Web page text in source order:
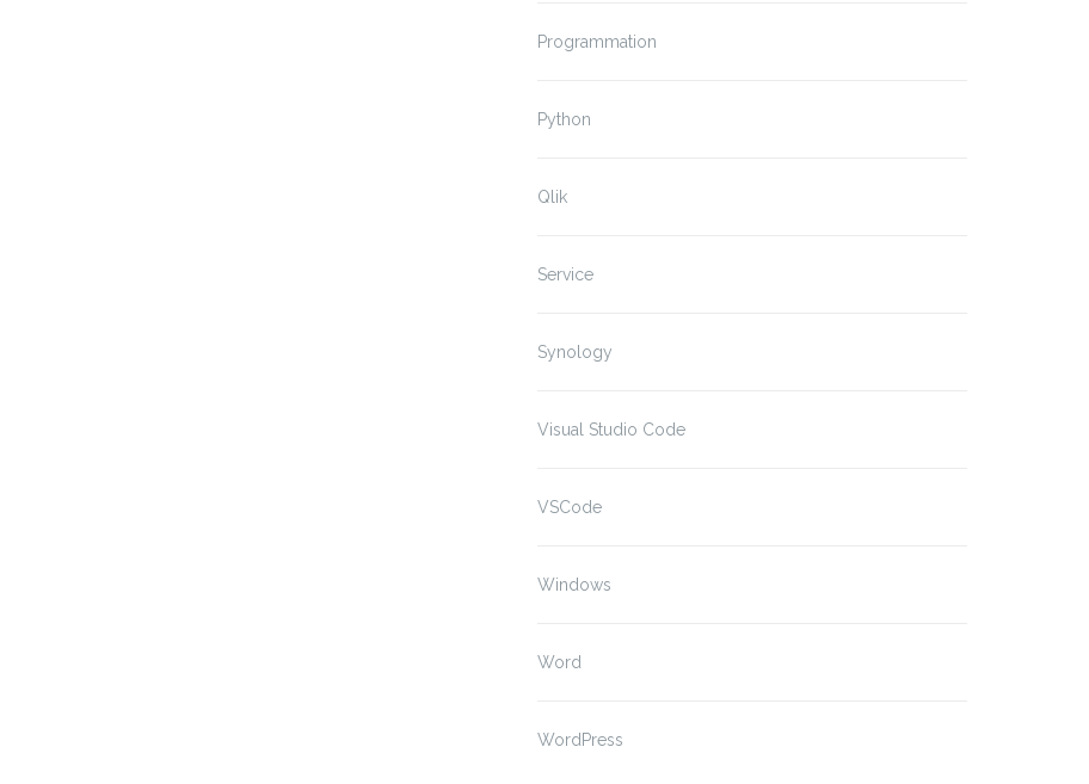
Programmation
Python
Qlik
Service
Synology
Visual Studio Code
VSCode
Windows
Word
WordPress